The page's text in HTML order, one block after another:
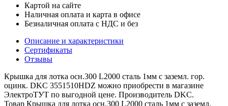
Картой на сайте
Наличная оплата и карта в офисе
Безналичная оплата с НДС и без
Описание и характеристики
Сертификаты
Отзывы
Крышка для лотка осн.300 L2000 сталь 1мм с заземл. гор.
оцинк. DKC 3551510HDZ можно приобрести в магазине
ЭлектроТУТ по выгодной цене. Производитель DKC.
Товар Крышка для лотка осн.300 L2000 сталь 1мм с заземл.